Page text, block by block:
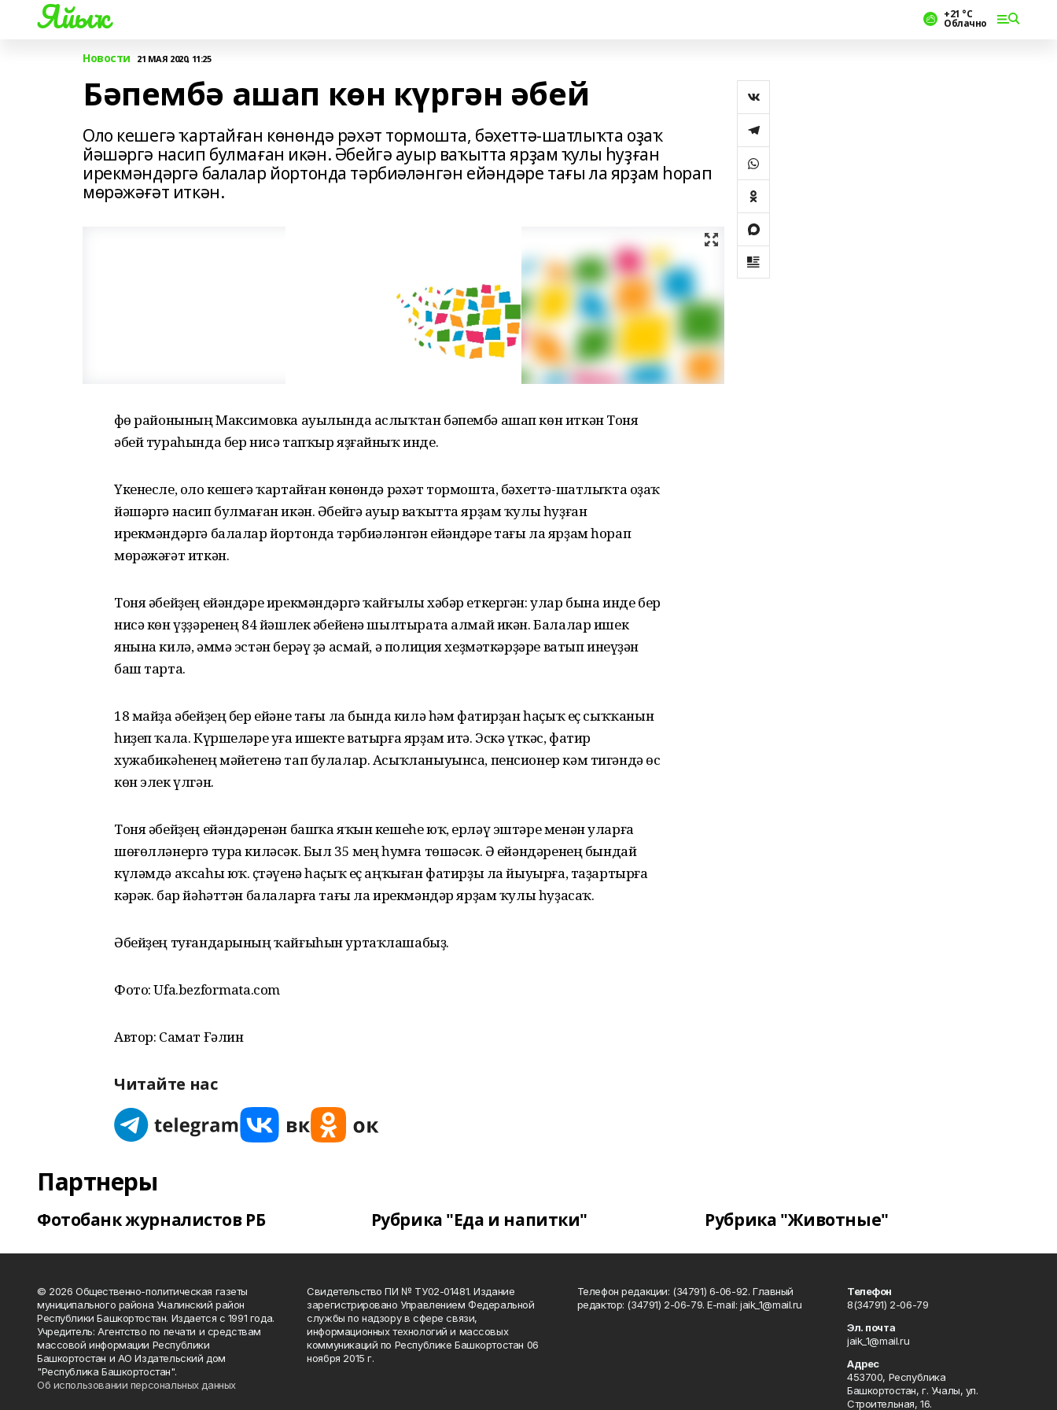
Яйыҡ +21 °С
Облачно
Новости 21 МАЯ 2020, 11:25
Бәпембә ашап көн күргән әбей
Оло кешегә ҡартайған көнөндә рәхәт тормошта, бәхеттә-шатлыҡта оҙаҡ
йәшәргә насип булмаған икән. Әбейгә ауыр ваҡытта ярҙам ҡулы һуҙған
ирекмәндәргә балалар йортонда тәрбиәләнгән ейәндәре тағы ла ярҙам һорап
мөрәжәғәт иткән.
Өфө районының Максимовка ауылында аслыҡтан бәпембә ашап көн иткән Тоня
әбей тураһында бер нисә тапҡыр яҙғайныҡ инде.
Үкенесле, оло кешегә ҡартайған көнөндә рәхәт тормошта, бәхеттә-шатлыҡта оҙаҡ
йәшәргә насип булмаған икән. Әбейгә ауыр ваҡытта ярҙам ҡулы һуҙған
ирекмәндәргә балалар йортонда тәрбиәләнгән ейәндәре тағы ла ярҙам һорап
мөрәжәғәт иткән.
Тоня әбейҙең ейәндәре ирекмәндәргә ҡайғылы хәбәр еткергән: улар бына инде бер
нисә көн үҙҙәренең 84 йәшлек әбейенә шылтырата алмай икән. Балалар ишек
янына килә, әммә эстән берәү ҙә асмай, ә полиция хеҙмәткәрҙәре ватып инеүҙән
баш тарта.
18 майҙа әбейҙең бер ейәне тағы ла бында килә һәм фатирҙан һаҫыҡ еҫ сыҡҡанын
һиҙеп ҡала. Күршеләре уға ишекте ватырға ярҙам итә. Эскә үткәс, фатир
хужабикәһенең мәйетенә тап булалар. Асыҡланыуынса, пенсионер кәм тигәндә өс
көн элек үлгән.
Тоня әбейҙең ейәндәренән башҡа яҡын кешеһе юҡ, ерләү эштәре менән уларға
шөғөлләнергә тура киләсәк. Был 35 мең һумға төшәсәк. Ә ейәндәренең бындай
күләмдә аҡсаһы юҡ. Өҫтәүенә һаҫыҡ еҫ аңҡыған фатирҙы ла йыуырға, таҙартырға
кәрәк. бар йәһәттән балаларға тағы ла ирекмәндәр ярҙам ҡулы һуҙасаҡ.
Әбейҙең туғандарының ҡайғыһын уртаҡлашабыҙ.
Фото: Ufa.bezformata.com
Автор: Самат Ғәлин
Читайте нас
Партнеры
Фотобанк журналистов РБ Рубрика "Еда и напитки" Рубрика "Животные"
© 2026 Общественно-политическая газеты
муниципального района Учалинский район
Республики Башкортостан. Издается с 1991 года.
Учредитель: Агентство по печати и средствам
массовой информации Республики
Башкортостан и АО Издательский дом
"Республика Башкортостан".
Об использовании персональных данных
Свидетельство ПИ № ТУ02-01481. Издание
зарегистрировано Управлением Федеральной
службы по надзору в сфере связи,
информационных технологий и массовых
коммуникаций по Республике Башкортостан 06
ноября 2015 г.
Телефон редакции: (34791) 6-06-92. Главный
редактор: (34791) 2-06-79. Е-mаil: jaik_1@mail.ru
Телефон
8(34791) 2-06-79
Эл. почта
jaik_1@mail.ru
Адрес
453700, Республика
Башкортостан, г. Учалы, ул.
Строительная, 16.